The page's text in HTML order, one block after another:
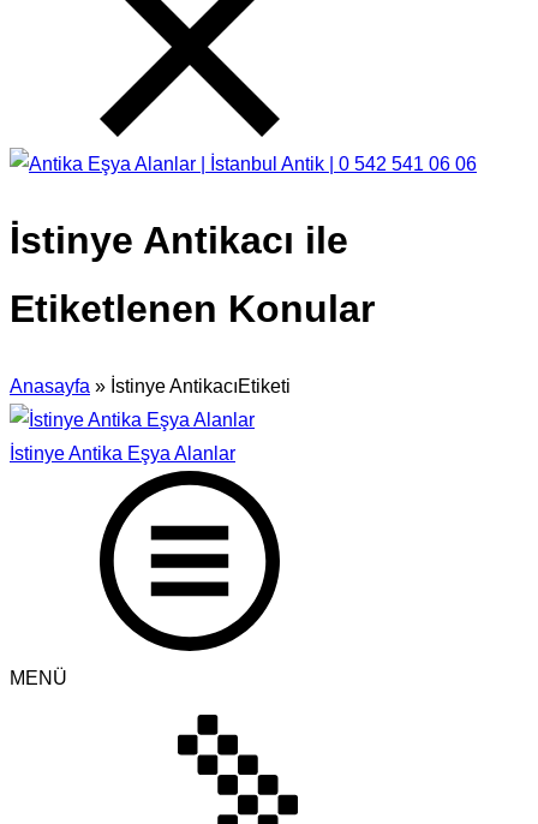
İstinye Antikacı ile
Etiketlenen Konular
Anasayfa » İstinye AntikacıEtiketi
İstinye Antika Eşya Alanlar
MENÜ